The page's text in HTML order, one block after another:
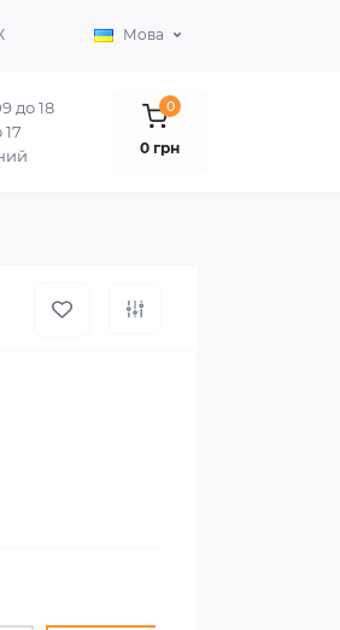
Мова
до 18
17
0
0 грн